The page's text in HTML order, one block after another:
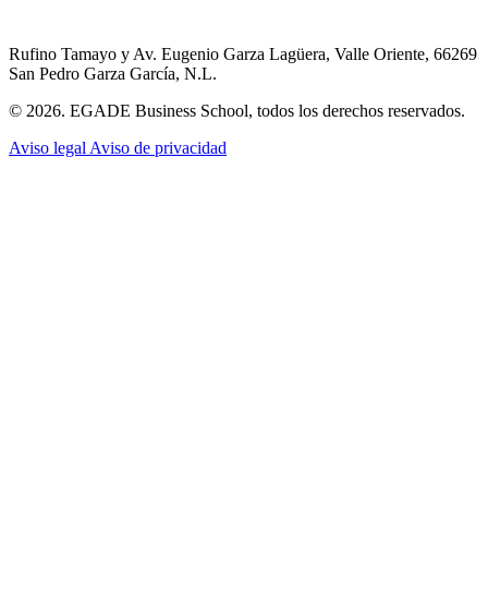
Rufino Tamayo y Av. Eugenio Garza Lagüera, Valle Oriente, 66269
San Pedro Garza García, N.L.
© 2026. EGADE Business School, todos los derechos reservados.
Aviso legal Aviso de privacidad